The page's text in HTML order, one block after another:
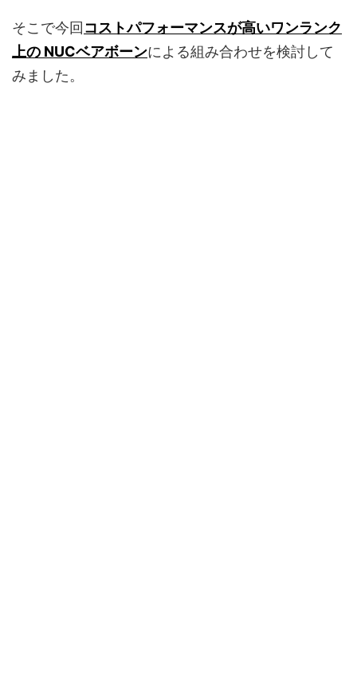
そこで今回 コストパフォーマンスが高いワンランク
上の NUCベアボーンによる組み合わせを検討して
みました。